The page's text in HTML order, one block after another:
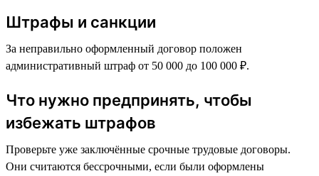
Штрафы и санкции
За неправильно оформленный договор положен
административный штраф от 50 000 до 100 000 ₽.
Что нужно предпринять, чтобы
избежать штрафов
Проверьте уже заключённые срочные трудовые договоры.
Они считаются бессрочными, если были оформлены